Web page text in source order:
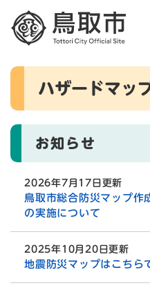
メニューを
本
ハザードマッ
お知らせ
2026年7月17日更新
鳥取市総合防災マップ作
の実施について
2025年10月20日更新
地震防災マップはこちら